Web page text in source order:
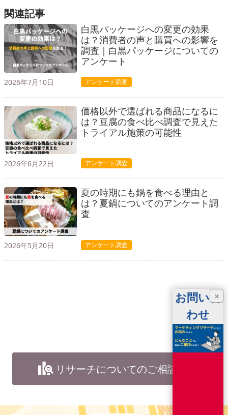
関連記事
白黒パッケージへの変更の効果
は？消費者の声と購買への影響を
調査｜白黒パッケージについての
アンケート
2026年7月10日 アンケート調査
価格以外で選ばれる商品になるに
は？豆腐の食べ比べ調査で見えた
トライアル施策の可能性
2026年6月22日 アンケート調査
夏の時期にも鍋を食べる理由と
は？夏鍋についてのアンケート調
査
2026年5月20日 アンケート調査
リサーチについてのご相談
×
お問い合
わせ